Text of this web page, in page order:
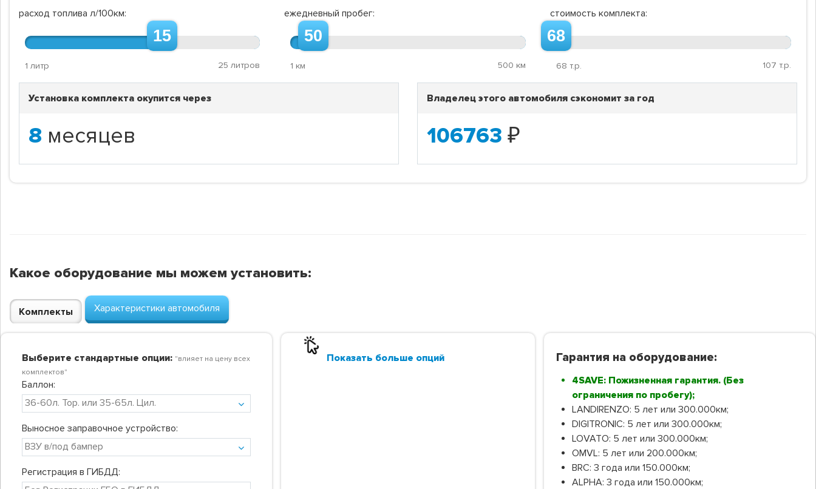
расход топлива л/100км:
15
1 литр 25 литров
ежедневный пробег:
50
1 км 500 км
стоимость комплекта:
68
68 т.р. 107 т.р.
Установка комплекта окупится через
8 месяцев
Владелец этого автомобиля сэкономит за год
106763 ₽
Какое оборудование мы можем установить:
Комплекты Характеристики автомобиля
Выберите стандартные опции: "влияет на цену всех
комплектов"
Баллон:
Выносное заправочное устройство:
Регистрация в ГИБДД:
Показать больше опций Гарантия на оборудование:
4SAVE: Пожизненная гарантия. (Без
ограничения по пробегу);
LANDIRENZO: 5 лет или 300.000км;
DIGITRONIC: 5 лет или 300.000км;
LOVATO: 5 лет или 300.000км;
OMVL: 5 лет или 200.000км;
BRC: 3 года или 150.000км;
ALPHA: 3 года или 150.000км;